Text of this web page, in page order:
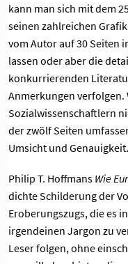
kann man sich mit dem
seinen zahlreichen
vom Autor auf 30 Seiten
lassen oder aber die
konkurrierenden
Anmerkungen verfolgen.
Sozialwissenschaftlern
der zwölf Seiten
Umsicht und Genauigkeit.
Philip T. Hoffmans Wie
dichte Schilderung der
Eroberungszugs, die es
irgendeinen Jargon zu
Leser folgen, ohne